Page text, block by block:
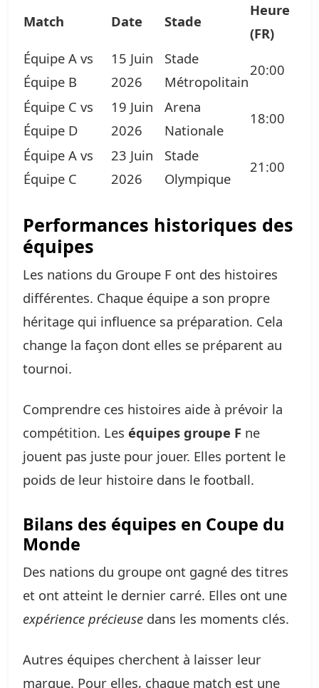
Match Date Stade
Heure
(FR)
Équipe A vs
Équipe B
15 Juin
2026
Stade
Métropolitain
20:00
Équipe C vs
Équipe D
19 Juin
2026
Arena
Nationale
18:00
Équipe A vs
Équipe C
23 Juin
2026
Stade
Olympique
21:00
Performances historiques des
équipes
Les nations du Groupe F ont des histoires
différentes. Chaque équipe a son propre
héritage qui influence sa préparation. Cela
change la façon dont elles se préparent au
tournoi.
Comprendre ces histoires aide à prévoir la
compétition. Les équipes groupe F ne
jouent pas juste pour jouer. Elles portent le
poids de leur histoire dans le football.
Bilans des équipes en Coupe du
Monde
Des nations du groupe ont gagné des titres
et ont atteint le dernier carré. Elles ont une
expérience précieuse dans les moments clés.
Autres équipes cherchent à laisser leur
marque. Pour elles, chaque match est une